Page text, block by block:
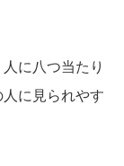
に八つ当たり
に見られやす